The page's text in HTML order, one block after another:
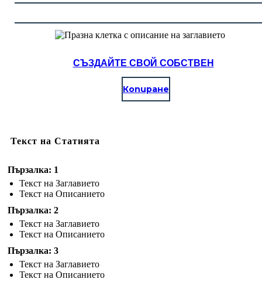
СЪЗДАЙТЕ СВОЙ СОБСТВЕН
Копиране
Текст на Статията
Пързалка: 1
Текст на Заглавието
Текст на Описанието
Пързалка: 2
Текст на Заглавието
Текст на Описанието
Пързалка: 3
Текст на Заглавието
Текст на Описанието